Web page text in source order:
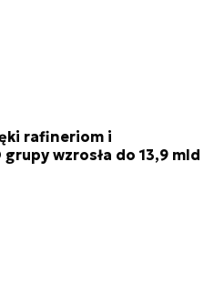
rafineriom i
grupy wzrosła do 13,9 mld